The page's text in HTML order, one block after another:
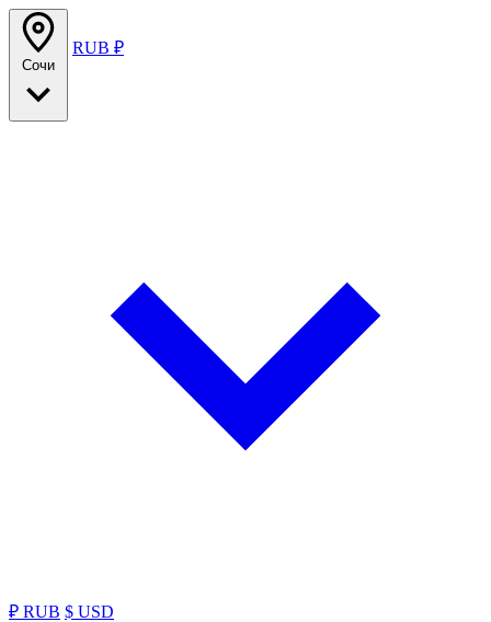
Сочи
RUB ₽
₽ RUB $ USD